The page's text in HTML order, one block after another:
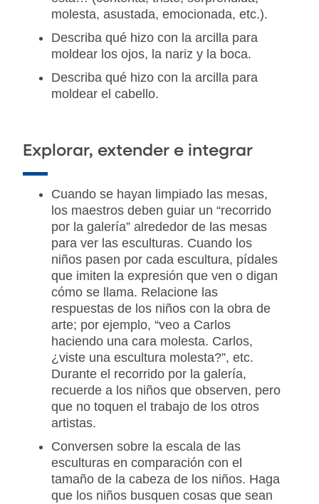
molesta, asustada, emocionada, etc.).
Describa qué hizo con la arcilla para
moldear los ojos, la nariz y la boca.
Describa qué hizo con la arcilla para
moldear el cabello.
Explorar, extender e integrar
Cuando se hayan limpiado las mesas,
los maestros deben guiar un “recorrido
por la galería” alrededor de las mesas
para ver las esculturas. Cuando los
niños pasen por cada escultura, pídales
que imiten la expresión que ven o digan
cómo se llama. Relacione las
respuestas de los niños con la obra de
arte; por ejemplo, “veo a Carlos
haciendo una cara molesta. Carlos,
¿viste una escultura molesta?”, etc.
Durante el recorrido por la galería,
recuerde a los niños que observen, pero
que no toquen el trabajo de los otros
artistas.
Conversen sobre la escala de las
esculturas en comparación con el
tamaño de la cabeza de los niños. Haga
que los niños busquen cosas que sean